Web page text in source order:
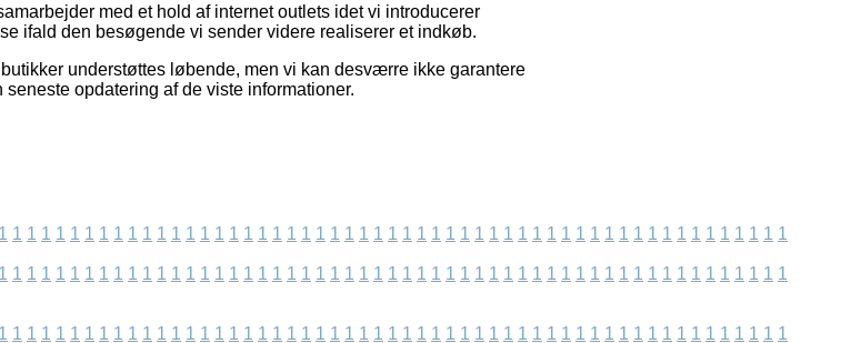
med et hold af internet outlets idet vi introducerer
ifald den besøgende vi sender videre realiserer et indkøb.
understøttes løbende, men vi kan desværre ikke garantere
opdatering af de viste informationer.
1 1 1 1 1 1 1 1 1 1 1 1 1 1 1 1 1 1 1 1 1 1 1 1 1 1 1 1 1 1 1 1 1 1 1 1 1 1 1 1 1 1 1 1 1 1 1 1 1 1 1 1 1 1 1
1 1 1 1 1 1 1 1 1 1 1 1 1 1 1 1 1 1 1 1 1 1 1 1 1 1 1 1 1 1 1 1 1 1 1 1 1 1 1 1 1 1 1 1 1 1 1 1 1 1 1 1 1 1 1
1 1 1 1 1 1 1 1 1 1 1 1 1 1 1 1 1 1 1 1 1 1 1 1 1 1 1 1 1 1 1 1 1 1 1 1 1 1 1 1 1 1 1 1 1 1 1 1 1 1 1 1 1 1 1